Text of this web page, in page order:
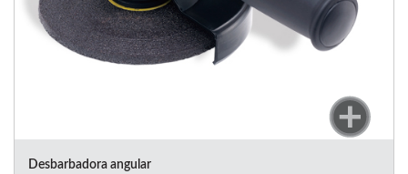
Desbarbadora angular